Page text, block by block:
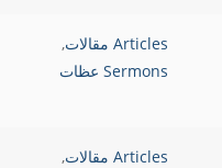
Articles مقالات
,
Sermons عظات
Articles مقالات
,